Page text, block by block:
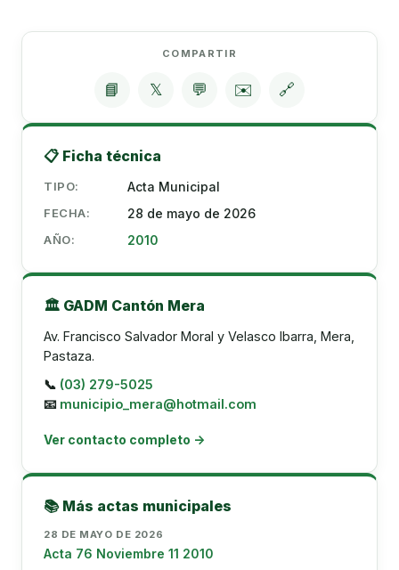
COMPARTIR
📘 𝕏 💬 ✉️ 🔗
📋 Ficha técnica
TIPO: Acta Municipal
FECHA: 28 de mayo de 2026
AÑO: 2010
🏛️ GADM Cantón Mera
Av. Francisco Salvador Moral y Velasco Ibarra, Mera,
Pastaza.
📞 (03) 279-5025
📧 municipio_mera@hotmail.com
Ver contacto completo →
📚 Más actas municipales
28 DE MAYO DE 2026
Acta 76 Noviembre 11 2010